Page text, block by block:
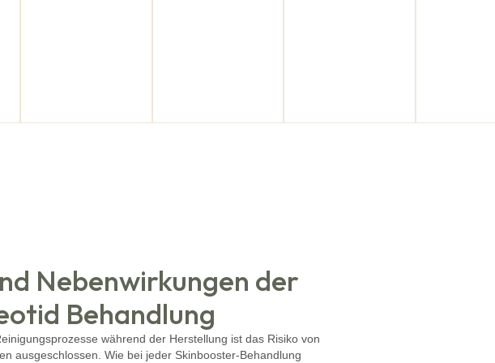
Nebenwirkungen der
Behandlung
während der Herstellung ist das Risiko von
ausgeschlossen. Wie bei jeder Skinbooster-Behandlung